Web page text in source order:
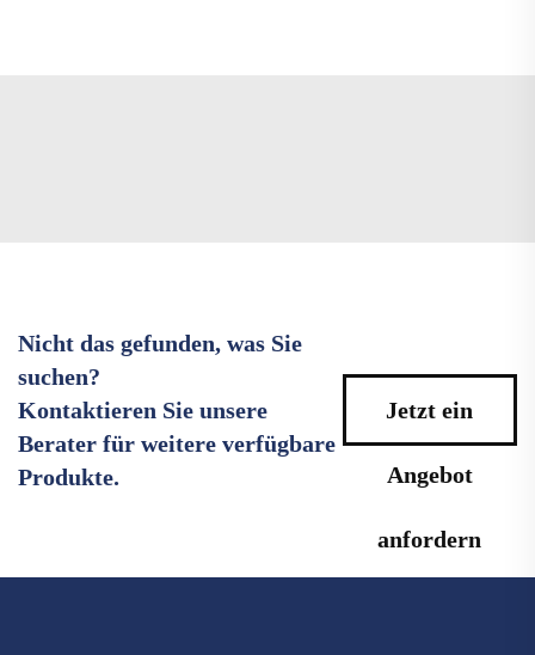
Nicht das gefunden, was Sie
suchen?
Kontaktieren Sie unsere
Berater für weitere verfügbare
Produkte.
Jetzt ein
Angebot
anfordern